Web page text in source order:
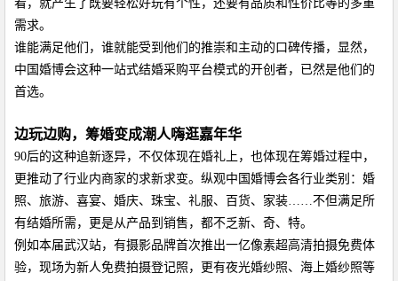
看，就产生了既要轻松好玩有个性，还要有品质和性价比等的多重
需求。
谁能满足他们 ， 谁就能受到 他们的推崇和主动的口碑传播，显然，
中国婚博会这种一站式结婚采购平台模式的开创者，已然是他们的
首选。
边玩边购，筹婚变成潮人嗨逛嘉年华
90后的这种追新逐异，不仅体现在婚礼上 ， 也体现在筹婚过程中 ，
更推动了行业内商家的求新求变。 纵观中国婚博会各行业类别 ：婚
照、旅游、喜宴、婚庆、珠宝、礼服、百货、家装……不但满足所
有结婚所需，更是从产品到销售，都不乏新、奇、特。
例如本届武汉站，有摄影品牌首次推出一亿像素超高清拍摄免费体
验，现场为新人免费拍摄登记照，更有夜光婚纱照、海上婚纱照等